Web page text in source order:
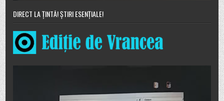
DIRECT LA ȚINTĂ! ȘTIRI ESENȚIALE!